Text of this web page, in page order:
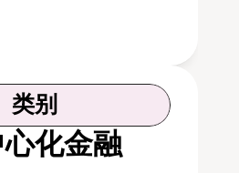
类别
化金融